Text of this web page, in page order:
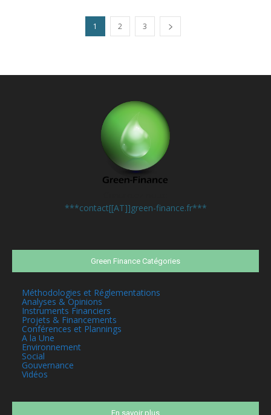
1 2 3
***contact[[AT]]green-finance.fr***
Green Finance Catégories
Méthodologies et Réglementations
Analyses & Opinions
Instruments Financiers
Projets & Financements
Conférences et Plannings
A la Une
Environnement
Social
Gouvernance
Vidéos
En savoir plus